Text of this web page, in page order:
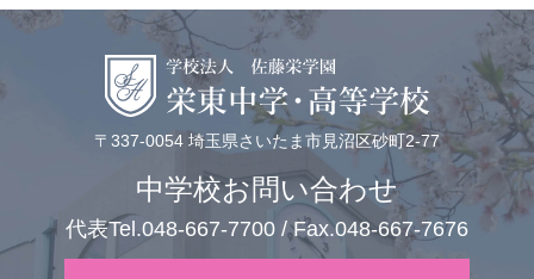
〒337-0054 埼玉県さいたま市見沼区砂町2-77
中学校お問い合わせ
代表Tel.048-667-7700 / Fax.048-667-7676